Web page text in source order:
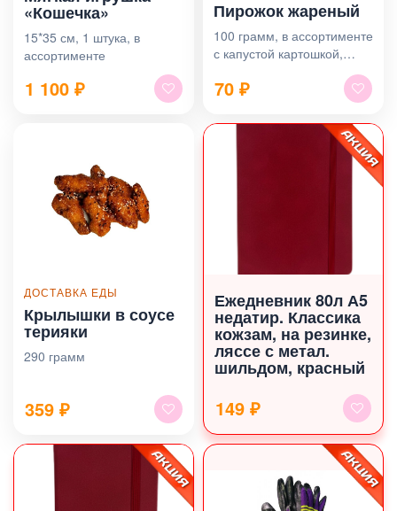
«Кошечка»
15*35 см, 1 штука, в
ассортименте
1 100 ₽
Пирожок жареный
100 грамм, в ассортименте
с капустой картошкой,
70 ₽
ДОСТАВКА ЕДЫ
Крылышки в соусе
терияки
290 грамм
359 ₽
Ежедневник 80л А5
недатир. Классика
кожзам, на резинке,
ляссе с метал.
шильдом, красный
149 ₽